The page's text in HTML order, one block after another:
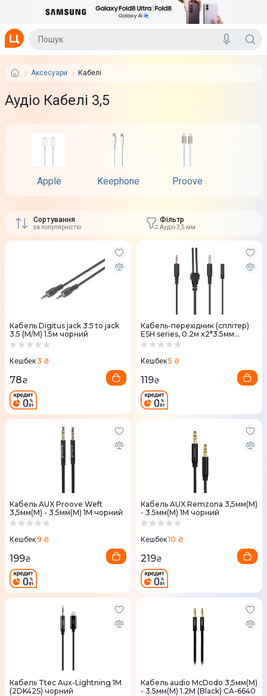
Аксесуари Кабелі
Аудіо Кабелі 3,5
Apple Keephone Proove
Сортування
за популярністю
Фільтр
Аудіо 3,5 мм
Кабель Digitus jack 3.5 to jack
3.5 (M/M) 1.5м чорний
Кешбек3 ₴
78₴
Кабель-перехідник (сплітер)
ESH series, 0.2м x2*3.5мм
female to 3.5mm male
Кешбек5 ₴
119₴
Кабель AUX Proove Weft
3,5мм(M) - 3.5мм(M) 1М чорний
Кешбек9 ₴
199₴
Кабель AUX Remzona 3,5мм(M)
- 3.5мм(M) 1М чорний
Кешбек10 ₴
219₴
Кабель Ttec Aux-Lightning 1М
(2DK42S) чорний
Кабель audio McDodo 3,5мм(M)
- 3.5мм(M) 1.2M (Black) CA-6640